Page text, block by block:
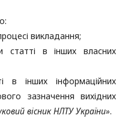
викладання;
статті в інших власних
в інших інформаційних
зазначення вихідних
вісник НЛТУ України».